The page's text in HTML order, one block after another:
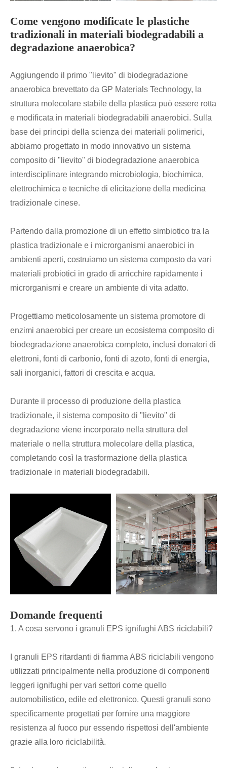
Come vengono modificate le plastiche
tradizionali in materiali biodegradabili a
degradazione anaerobica?
Aggiungendo il primo "lievito" di biodegradazione
anaerobica brevettato da GP Materials Technology, la
struttura molecolare stabile della plastica può essere rotta
e modificata in materiali biodegradabili anaerobici. Sulla
base dei principi della scienza dei materiali polimerici,
abbiamo progettato in modo innovativo un sistema
composito di "lievito" di biodegradazione anaerobica
interdisciplinare integrando microbiologia, biochimica,
elettrochimica e tecniche di elicitazione della medicina
tradizionale cinese.
Partendo dalla promozione di un effetto simbiotico tra la
plastica tradizionale e i microrganismi anaerobici in
ambienti aperti, costruiamo un sistema composto da vari
materiali probiotici in grado di arricchire rapidamente i
microrganismi e creare un ambiente di vita adatto.
Progettiamo meticolosamente un sistema promotore di
enzimi anaerobici per creare un ecosistema composito di
biodegradazione anaerobica completo, inclusi donatori di
elettroni, fonti di carbonio, fonti di azoto, fonti di energia,
sali inorganici, fattori di crescita e acqua.
Durante il processo di produzione della plastica
tradizionale, il sistema composito di "lievito" di
degradazione viene incorporato nella struttura del
materiale o nella struttura molecolare della plastica,
completando così la trasformazione della plastica
tradizionale in materiali biodegradabili.
Domande frequenti
1. A cosa servono i granuli EPS ignifughi ABS riciclabili?
I granuli EPS ritardanti di fiamma ABS riciclabili vengono
utilizzati principalmente nella produzione di componenti
leggeri ignifughi per vari settori come quello
automobilistico, edile ed elettronico. Questi granuli sono
specificamente progettati per fornire una maggiore
resistenza al fuoco pur essendo rispettosi dell'ambiente
grazie alla loro riciclabilità.